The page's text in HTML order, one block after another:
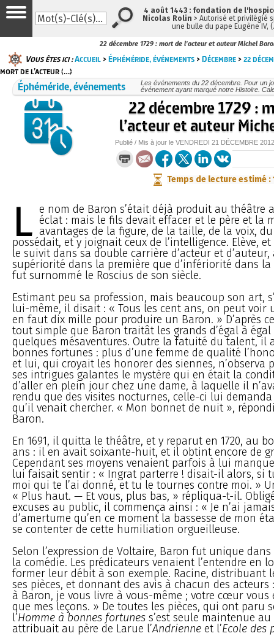
22 décembre 1729 : mort de l’acteur et auteur Michel
Vous êtes ici :Accueil >Éphéméride, événements >Décembre >22
mort de l’acteur (…)
Éphéméride, événements
Les événements du 22 décembre. Pour un
événement ayant marqué notre Histoire.
22 décembre 1729 :
l’acteur et auteur
Publié / Mis à jour le VENDREDI 21 DÉCEMBRE 2012
Temps de lecture estimé :
L e nom de Baron s’était déjà produit au théâtre
éclat : mais le fils devait effacer et le père et la
avantages de la figure, de la taille, de la voix,
possédait, et y joignait ceux de l’intelligence. Elève,
le suivit dans sa double carrière d’acteur et
supériorité dans la première que d’infériorité dans la
fut surnommé le Roscius de son siècle.
Estimant peu sa profession, mais beaucoup son art,
lui-même, il disait : « Tous les cent ans, on peut voir
en faut dix mille pour produire un Baron. » D’après
tout simple que Baron traitât les grands d’égal à
quelques mésaventures. Outre la fatuité du talent, il
bonnes fortunes : plus d’une femme de qualité
et lui, qui croyait les honorer des siennes, n’observa
ses intrigues galantes le mystère qui en était la
d’aller en plein jour chez une dame, à laquelle il
rendu que des visites nocturnes, celle-ci lui
qu’il venait chercher. « Mon bonnet de nuit »,
Baron.
En 1691, il quitta le théâtre, et y reparut en 1720, au
ans : il en avait soixante-huit, et il obtint encore de
Cependant ses moyens venaient parfois à lui
lui faisait sentir : « Ingrat parterre ! disait-il alors, si
moi qui te l’ai donné, et tu le tournes contre moi. »
« Plus haut. — Et vous, plus bas, » répliqua-t-il.
excuses au public, il commença ainsi : « Je n’ai
d’amertume qu’en ce moment la bassesse de mon
se contenter de cette humiliation orgueilleuse.
Selon l’expression de Voltaire, Baron fut unique
la comédie. Les prédicateurs venaient l’entendre en
former leur débit à son exemple. Racine, distribuant
ses pièces, et donnant des avis à chacun des
à Baron, je vous livre à vous-même ; votre cœur
que mes leçons. » De toutes les pièces, qui ont paru
l’Homme à bonnes fortunes s’est seule maintenue
attribuait au père de Larue l’Andrienne et l’Ecole des
4 août 1443 : fondation de
Nicolas Rolin > Autorisé et privilégié
une bulle du pape Eugène IV,